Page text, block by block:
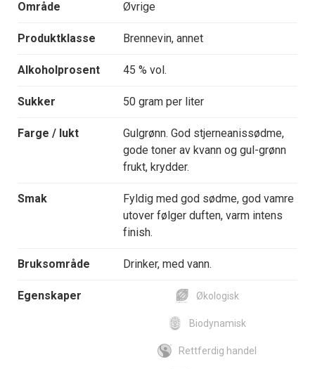
Område Øvrige
Produktklasse Brennevin, annet
Alkoholprosent 45 % vol.
Sukker 50 gram per liter
Farge / lukt
Gulgrønn. God stjerneanissødme,
gode toner av kvann og gul-grønn
frukt, krydder.
Smak
Fyldig med god sødme, god vamre
utover følger duften, varm intens
finish.
Bruksområde Drinker, med vann.
Egenskaper Økologisk
Biodynamisk
Rettferdig handel